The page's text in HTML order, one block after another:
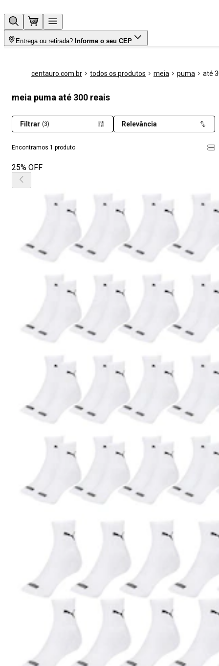
Entrega ou retirada? Informe o seu CEP
centauro.com.br todos os produtos meia puma até
meia puma até 300 reais
Encontramos 1 produto
Filtrar (3) Relevância
25% OFF